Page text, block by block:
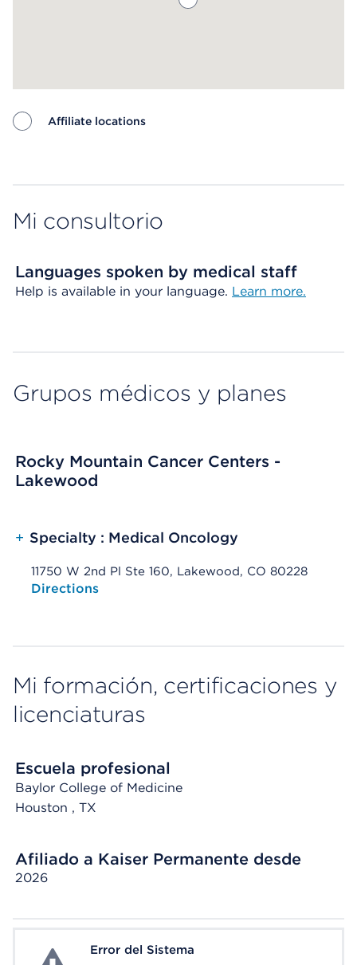
Affiliate locations
Mi consultorio
Languages spoken by medical staff
Help is available in your language. Learn more.
Grupos médicos y planes
Rocky Mountain Cancer Centers -
Lakewood
+ Specialty : Medical Oncology
11750 W 2nd Pl Ste 160, Lakewood, CO 80228
Opens native map application on mobile devices
Directions
Mi formación, certificaciones y
licenciaturas
Escuela profesional
Baylor College of Medicine
Houston , TX
Afiliado a Kaiser Permanente desde
2026
System ErrorError del Sistema